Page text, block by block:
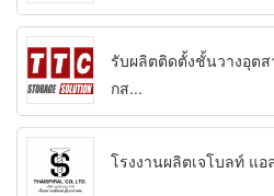
รับผลิตติดตั้งชั้นวางอุต
กส...
โรงงานผลิตเจโบลท์ แ